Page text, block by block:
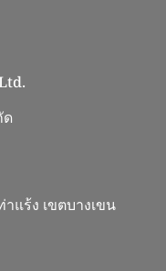
แร้ง เขตบางเขน